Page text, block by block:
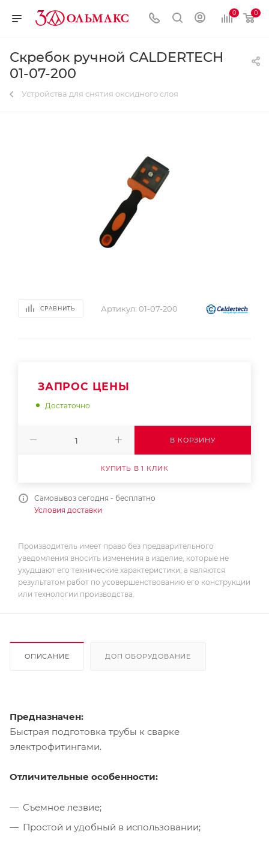
0 0
Скребок ручной CALDERTECH
01-07-200
Устройства для снятия оксидного слоя
СРАВНИТЬ Артикул: 01-07-200
ЗАПРОС ЦЕНЫ
Достаточно
В КОРЗИНУ
КУПИТЬ В 1 КЛИК
Самовывоз сегодня - бесплатно
Условия доставки
Производитель имеет право без предварительного
уведомления вносить изменения в изделие, которые не
ухудшают его технические характеристики, а являются
результатом работ по усовершенствованию его конструкции
или технологии производства.
ОПИСАНИЕ ДОП ОБОРУДОВАНИЕ
Предназначен:
Быстрая подготовка трубы к сварке
электрофитингами.
Отличительные особенности:
Съемное лезвие;
Простой и удобный в использовании;